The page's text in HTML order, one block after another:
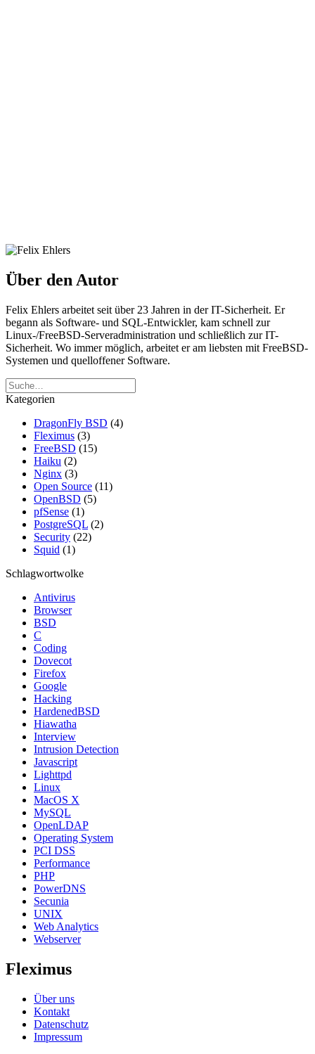
Über den Autor
Felix Ehlers arbeitet seit über 23 Jahren in der IT-Sicherheit. Er
begann als Software- und SQL-Entwickler, kam schnell zur
Linux-/FreeBSD-Serveradministration und schließlich zur IT-
Sicherheit. Wo immer möglich, arbeitet er am liebsten mit FreeBSD-
Systemen und quelloffener Software.
Kategorien
DragonFly BSD (4)
Fleximus (3)
FreeBSD (15)
Haiku (2)
Nginx (3)
Open Source (11)
OpenBSD (5)
pfSense (1)
PostgreSQL (2)
Security (22)
Squid (1)
Schlagwortwolke
Antivirus
Browser
BSD
C
Coding
Dovecot
Firefox
Google
Hacking
HardenedBSD
Hiawatha
Interview
Intrusion Detection
Javascript
Lighttpd
Linux
MacOS X
MySQL
OpenLDAP
Operating System
PCI DSS
Performance
PHP
PowerDNS
Secunia
UNIX
Web Analytics
Webserver
Fleximus
Über uns
Kontakt
Datenschutz
Impressum